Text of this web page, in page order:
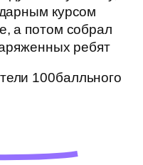
курсом
а потом собрал
ребят